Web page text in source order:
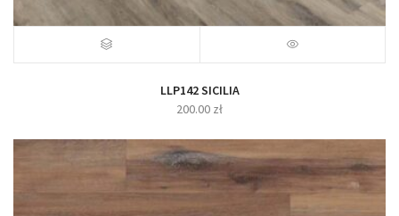
LLP142 SICILIA
200.00 zł